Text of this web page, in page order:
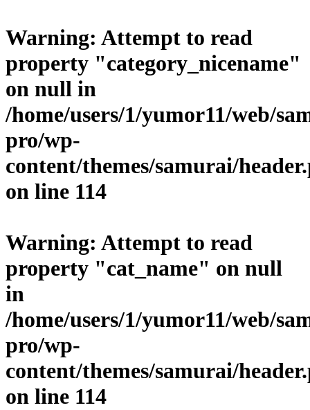
Warning: Attempt to read
property "category_nicename"
on null in
/home/users/1/yumor11/web/
pro/wp-
content/themes/samurai/
on line 114
Warning: Attempt to read
property "cat_name" on null
in
/home/users/1/yumor11/web/
pro/wp-
content/themes/samurai/
on line 114